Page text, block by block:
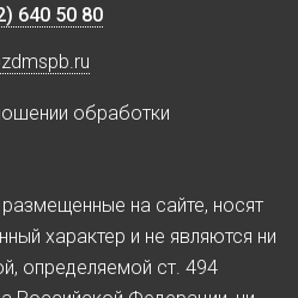
640 50 80
обработки
на сайте, носят
характер и не являются ни
определяемой ст. 494